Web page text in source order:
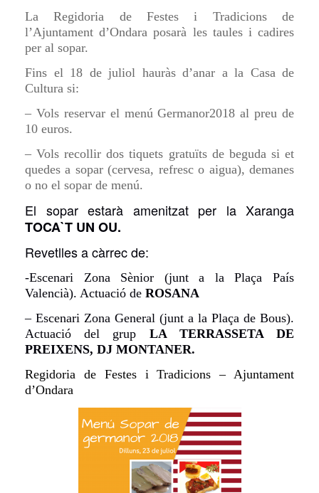
La Regidoria de Festes i Tradicions de
l’Ajuntament d’Ondara posarà les taules i cadires
per al sopar.
Fins el 18 de juliol hauràs d’anar a la Casa de
Cultura si:
– Vols reservar el menú Germanor2018 al preu de
10 euros.
– Vols recollir dos tiquets gratuïts de beguda si et
quedes a sopar (cervesa, refresc o aigua), demanes
o no el sopar de menú.
El sopar estarà amenitzat per la Xaranga
TOCA`T UN OU.
Revetlles a càrrec de:
-Escenari Zona Sènior (junt a la Plaça País
Valencià). Actuació de ROSANA
– Escenari Zona General (junt a la Plaça de Bous).
Actuació del grup LA TERRASSETA DE
PREIXENS, DJ MONTANER.
Regidoria de Festes i Tradicions – Ajuntament
d’Ondara